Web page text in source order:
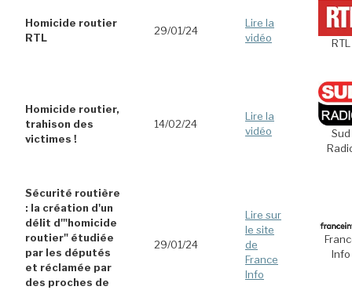
Homicide routier
RTL
29/01/24
Lire la
vidéo
RTL
Homicide routier,
trahison des
victimes !
14/02/24
Lire la
vidéo
Sud
Sécurité routière
: la création d'un
délit d'"homicide
routier" étudiée
par les députés
et réclamée par
des proches de
29/01/24
Lire sur
le site
de
France
Info
Info